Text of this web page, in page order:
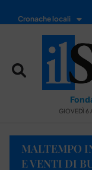
Cronache locali
GIOVEDÌ 6
MALTEMPO
E VENTI DI